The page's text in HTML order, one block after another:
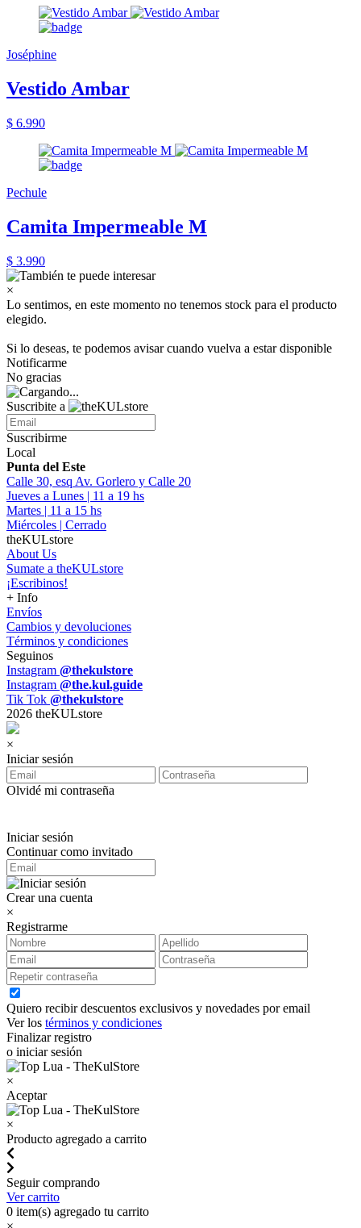
Joséphine
Vestido Ambar
$ 6.990
Pechule
Camita Impermeable M
$ 3.990
×
Lo sentimos, en este momento no tenemos stock para el producto
elegido.
Si lo deseas, te podemos avisar cuando vuelva a estar disponible
Notificarme
No gracias
Suscribite a
Suscribirme
Local
Punta del Este
Calle 30, esq Av. Gorlero y Calle 20
Jueves a Lunes | 11 a 19 hs
Martes | 11 a 15 hs
Miércoles | Cerrado
theKULstore
About Us
Sumate a theKULstore
¡Escribinos!
+ Info
Envíos
Cambios y devoluciones
Términos y condiciones
Seguinos
Instagram @thekulstore
Instagram @the.kul.guide
Tik Tok @thekulstore
2026 theKULstore
×
Iniciar sesión
Olvidé mi contraseña
Iniciar sesión
Continuar como invitado
Crear una cuenta
×
Registrarme
Quiero recibir descuentos exclusivos y novedades por email
Ver los términos y condiciones
Finalizar registro
o iniciar sesión
×
Aceptar
×
Producto agregado a carrito
Seguir comprando
Ver carrito
0 item(s) agregado tu carrito